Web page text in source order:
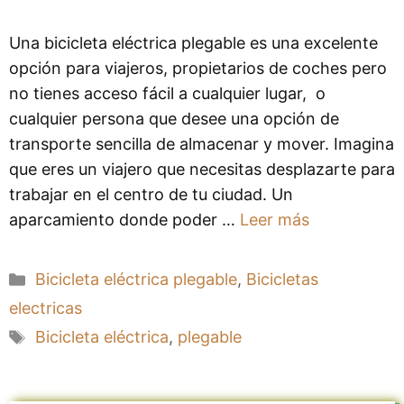
Una bicicleta eléctrica plegable es una excelente
opción para viajeros, propietarios de coches pero
no tienes acceso fácil a cualquier lugar, o
cualquier persona que desee una opción de
transporte sencilla de almacenar y mover. Imagina
que eres un viajero que necesitas desplazarte para
trabajar en el centro de tu ciudad. Un
aparcamiento donde poder … Leer más
Categorías
Bicicleta eléctrica plegable, Bicicletas
electricas
Etiquetas
Bicicleta eléctrica, plegable